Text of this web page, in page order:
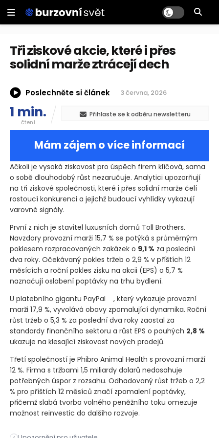
Tři ziskové akcie, které i přes
solidní marže ztrácejí dech
Poslechněte si článek 3 června, 2026
1 min.
čtení
Přihlaste se k odběru newsletteru
Mám zájem o více informací
Ačkoli je vysoká ziskovost pro úspěch firem klíčová, sama
o sobě dlouhodobý růst nezaručuje. Analytici upozorňují
na tři ziskové společnosti, které i přes solidní marže čelí
rostoucí konkurenci a jejichž budoucí vyhlídky vykazují
varovné signály.
První z nich je stavitel luxusních domů Toll Brothers.
Navzdory provozní marži 15,7 % se potýká s průměrným
poklesem rozpracovaných zakázek o 9,1 % za poslední
dva roky. Očekávaný pokles tržeb o 2,9 % v příštích 12
měsících a roční pokles zisku na akcii (EPS) o 5,7 %
naznačují oslabení poptávky na trhu bydlení.
U platebního gigantu PayPal
, který vykazuje provozní
marži 17,9 %, vyvolává obavy zpomalující dynamika. Roční
růst tržeb o 5,3 % za poslední dva roky zaostal za
standardy finančního sektoru a růst EPS o pouhých 2,8 %
ukazuje na klesající ziskovost nových prodejů.
Třetí společností je Phibro Animal Health s provozní marží
12 %. Firma s tržbami 1,5 miliardy dolarů nedosahuje
potřebných úspor z rozsahu. Odhadovaný růst tržeb o 2,2
% pro příštích 12 měsíců značí zpomalení poptávky,
přičemž slabá tvorba volného peněžního toku omezuje
možnost reinvestic do dalšího rozvoje.